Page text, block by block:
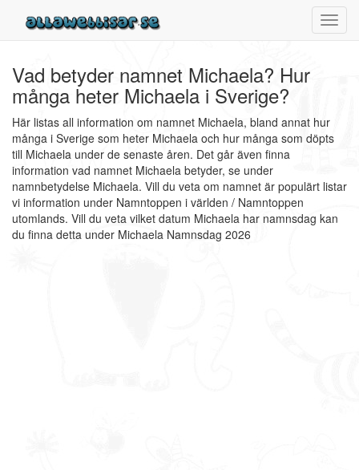
Vad betyder namnet Michaela? Hur
många heter Michaela i Sverige?
Här listas all information om namnet Michaela, bland annat hur
många i Sverige som heter Michaela och hur många som döpts
till Michaela under de senaste åren. Det går även finna
information vad namnet Michaela betyder, se under
namnbetydelse Michaela. Vill du veta om namnet är populärt listar
vi information under Namntoppen i världen / Namntoppen
utomlands. Vill du veta vilket datum Michaela har namnsdag kan
du finna detta under Michaela Namnsdag 2026